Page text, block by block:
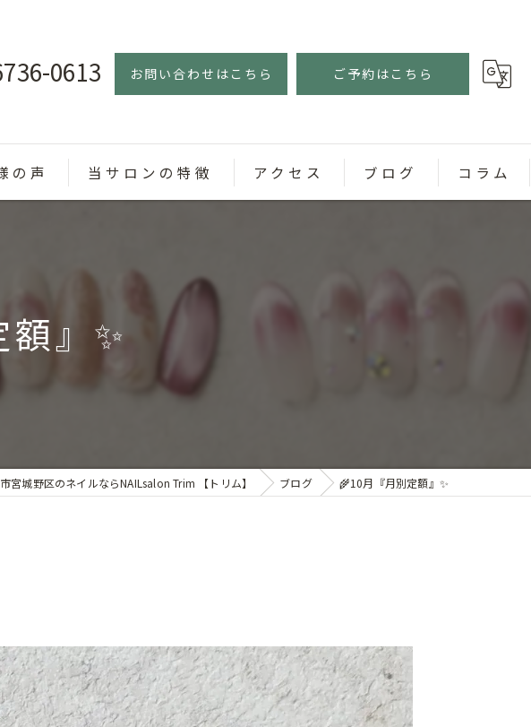
0613 お問い合わせはこちら ご予約はこちら
の声 当サロンの特徴
カラー
定額制
オフィスネイル
アクセス ブログ コラム
』✨
宮城野区のネイルならNAILsalon Trim 【トリム】 ブログ 🌾10月『月別定額』✨